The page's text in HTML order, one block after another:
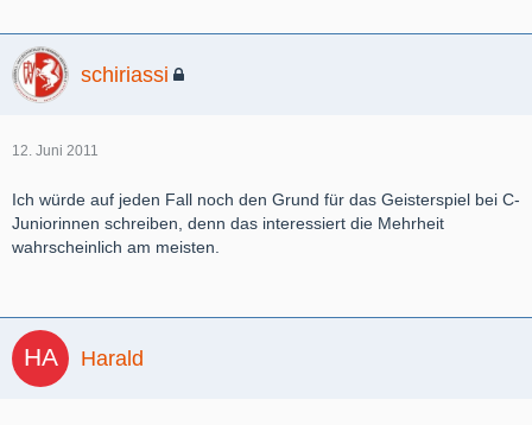
schiriassi
12. Juni 2011
Ich würde auf jeden Fall noch den Grund für das Geisterspiel bei C-
Juniorinnen schreiben, denn das interessiert die Mehrheit
wahrscheinlich am meisten.
Harald